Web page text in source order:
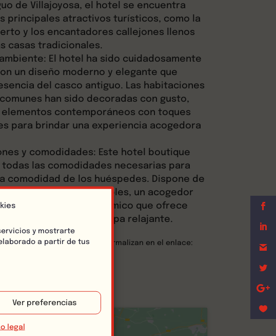
y mostrarte
a partir de tus
Ver preferencias
legal
de Villajoyosa, el hotel se encuentra
principales atractivos turísticos, como la
y los encantadores callejones llenos
casas tradicionales.
El hotel ha sido cuidadosamente
un diseño moderno y elegante que
del casco antiguo. Las habitaciones
han sido decoradas con gusto,
contemporáneos con toques
para brindar una experiencia acogedora
y comodidades: Este hotel boutique
las comodidades necesarias para
comodidad de los huéspedes. Dispone de
elegantes y confortables, un acogedor
restaurante gastronómico que ofrece
e internacionales y Spa relajante.
estancias en el hotel se formalizan en el enlace: